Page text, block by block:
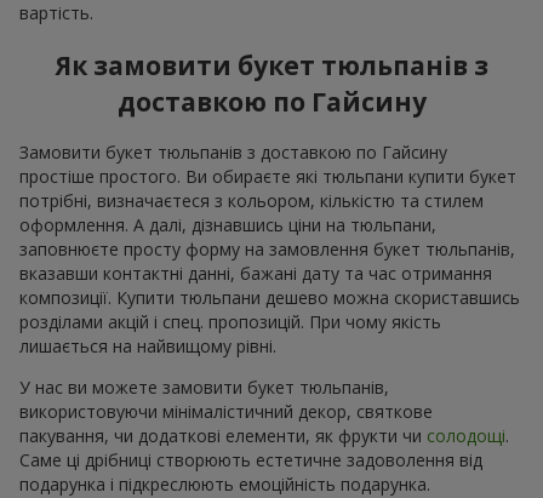
вартість.
Як замовити букет тюльпанів з
доставкою по Гайсину
Замовити букет тюльпанів з доставкою по Гайсину
простіше простого. Ви обираєте які тюльпани купити букет
потрібні, визначаєтеся з кольором, кількістю та стилем
оформлення. А далі, дізнавшись ціни на тюльпани,
заповнюєте просту форму на замовлення букет тюльпанів,
вказавши контактні данні, бажані дату та час отримання
композиції. Купити тюльпани дешево можна скориставшись
розділами акцій і спец. пропозицій. При чому якість
лишається на найвищому рівні.
У нас ви можете замовити букет тюльпанів,
використовуючи мінімалістичний декор, святкове
пакування, чи додаткові елементи, як фрукти чи солодощі.
Саме ці дрібниці створюють естетичне задоволення від
подарунка і підкреслюють емоційність подарунка.